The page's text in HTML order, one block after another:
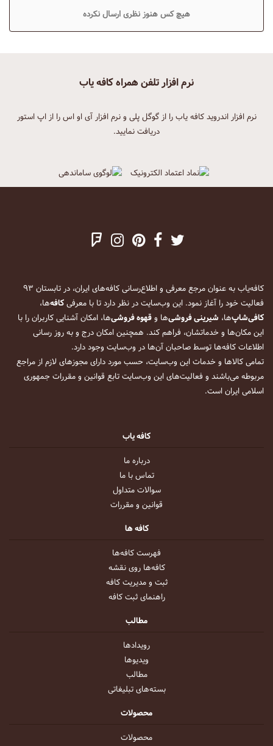
هیچ کس هنوز نظری ارسال نکرده
نرم افزار تلفن همراه کافه یاب
نرم افزار اندروید کافه یاب را از گوگل پلی و نرم افزار آی او اس را از اپ استور
دریافت نمایید.
کافه‌یاب به عنوان مرجع معرفی و اطلاع‌رسانی کافه‌های ایران، در تابستان ۹۳
فعالیت خود را آغاز نمود. این وب‌سایت در نظر دارد تا با معرفیکافه‌ها،
کافی‌شاپ‌ها، شیرینی فروشی‌ها وقهوه فروشی‌ها، امکان آشنایی کاربران را با
این مکان‌ها و خدماتشان، فراهم کند. همچنین امکان درج و به روز رسانی
اطلاعات کافه‌ها توسط صاحبان آن‌ها در وب‌سایت وجود دارد.
تمامی کالاها و خدمات این وب‌سایت، حسب مورد دارای مجوزهای لازم از مراجع
مربوطه می‌باشند و فعالیت‌های این وب‌سایت تابع قوانین و مقررات جمهوری
اسلامی ایران است.
کافه یاب
درباره ما
تماس با ما
سوالات متداول
قوانین و مقررات
کافه ها
فهرست کافه‌ها
کافه‌ها روی نقشه
ثبت و مدیریت کافه
راهنمای ثبت کافه
مطالب
رویداد‌ها
ویدیو‌ها
مطالب
بسته‌های تبلیغاتی
محصولات
محصولات